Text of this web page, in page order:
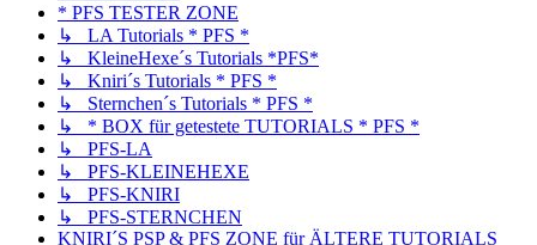
* PFS TESTER ZONE
↳ LA Tutorials * PFS *
↳ KleineHexe´s Tutorials *PFS*
↳ Kniri´s Tutorials * PFS *
↳ Sternchen´s Tutorials * PFS *
↳ * BOX für getestete TUTORIALS * PFS *
↳ PFS-LA
↳ PFS-KLEINEHEXE
↳ PFS-KNIRI
↳ PFS-STERNCHEN
KNIRI´S PSP & PFS ZONE für ÄLTERE TUTORIALS